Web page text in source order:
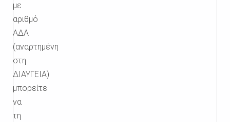
με
αριθμό
ΑΔΑ
(αναρτημένη
στη
ΔΙΑΥΓΕΙΑ)
μπορείτε
να
τη